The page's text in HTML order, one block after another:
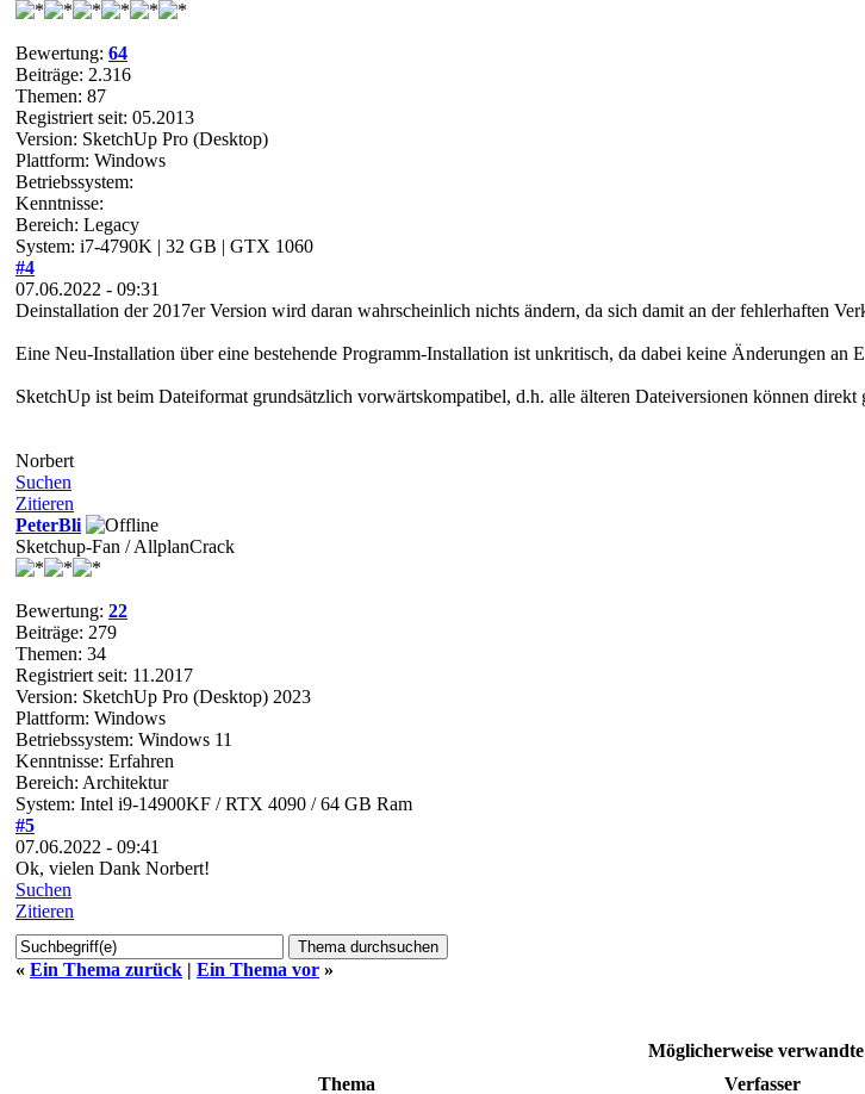
Bewertung: 64
Beiträge: 2.316
Themen: 87
Registriert seit: 05.2013
Version: SketchUp Pro (Desktop)
Plattform: Windows
Betriebssystem:
Kenntnisse:
Bereich: Legacy
System: i7-4790K | 32 GB | GTX 1060
#4
07.06.2022 - 09:31
Deinstallation der 2017er Version wird daran wahrscheinlich nichts ändern, da sich damit an der fehlerhaften
Eine Neu-Installation über eine bestehende Programm-Installation ist unkritisch, da dabei keine Änderungen
SketchUp ist beim Dateiformat grundsätzlich vorwärtskompatibel, d.h. alle älteren Dateiversionen können direkt
Norbert
Suchen
Zitieren
PeterBli
Sketchup-Fan / AllplanCrack
Bewertung: 22
Beiträge: 279
Themen: 34
Registriert seit: 11.2017
Version: SketchUp Pro (Desktop) 2023
Plattform: Windows
Betriebssystem: Windows 11
Kenntnisse: Erfahren
Bereich: Architektur
System: Intel i9-14900KF / RTX 4090 / 64 GB Ram
#5
07.06.2022 - 09:41
Ok, vielen Dank Norbert!
Suchen
Zitieren
« Ein Thema zurück | Ein Thema vor »
Möglicherweise
Thema
Verfasser